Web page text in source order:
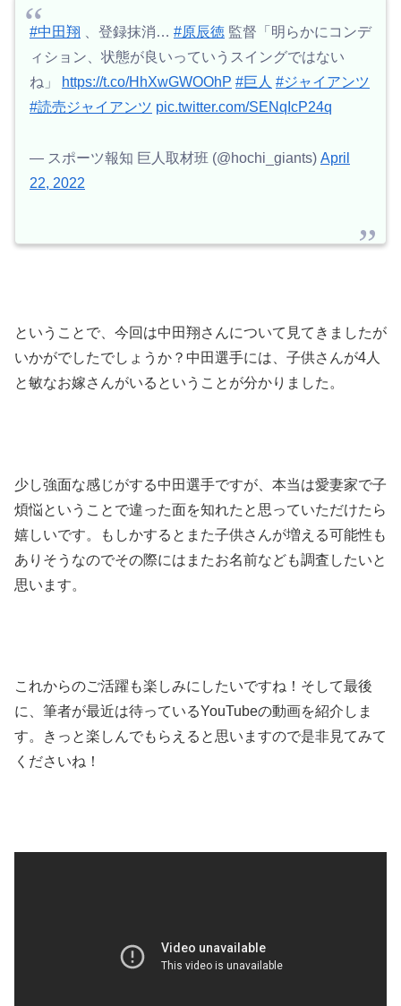
#中田翔 、登録抹消… #原辰徳 監督「明らかにコンデ
ィション、状態が良いっていうスイングではない
ね」
https://t.co/HhXwGWOOhP #巨人 #ジャイアンツ
#読売ジャイアンツ pic.twitter.com/SENqIcP24q
— スポーツ報知 巨人取材班 (@hochi_giants) April
22, 2022
ということで、今回は中田翔さんについて見てきましたが
いかがでしたでしょうか？中田選手には、子供さんが4人
と敏なお嫁さんがいるということが分かりました。
少し強面な感じがする中田選手ですが、本当は愛妻家で子
煩悩ということで違った面を知れたと思っていただけたら
嬉しいです。もしかするとまた子供さんが増える可能性も
ありそうなのでその際にはまたお名前なども調査したいと
思います。
これからのご活躍も楽しみにしたいですね！そして最後
に、筆者が最近は待っているYouTubeの動画を紹介しま
す。きっと楽しんでもらえると思いますので是非見てみて
くださいね！